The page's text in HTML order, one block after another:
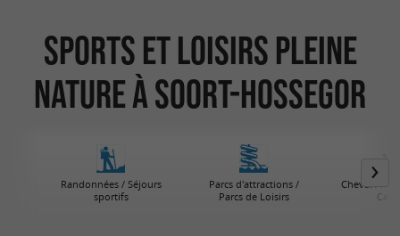
Sports et loisirs pleine
nature à Soort-Hossegor
Randonnées / Séjours
sportifs
Parcs d'attractions /
Parcs de Loisirs
Cheval /